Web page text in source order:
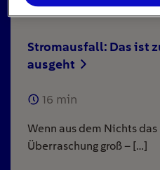
Stromausfall: Das ist
ausgeht
16 min
Wenn aus dem Nichts
Überraschung groß – […]